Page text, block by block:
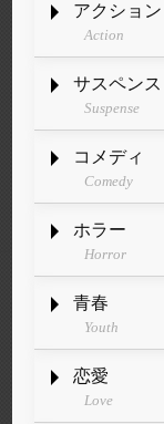
アクション
Action
サスペンス
Suspense
コメディ
Comedy
ホラー
Horror
青春
Youth
恋愛
Love